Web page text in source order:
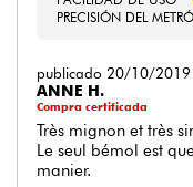
PRECISIÓN DEL
publicado 20/10/
ANNE H.
Compra certificada
Très mignon et très
Le seul bémol est
manier.